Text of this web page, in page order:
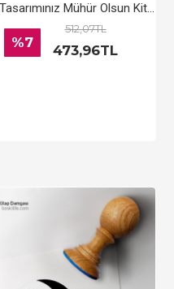
Kendi Tasarımınız Mühür Olsun Kitap Kaşesi, Kitap Damgası, Kitap Mührü
%7
512,07TL
473,96TL